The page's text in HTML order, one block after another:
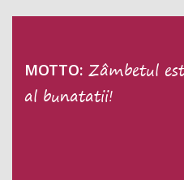
MOTTO: Zâmbetul
al bunatatii!